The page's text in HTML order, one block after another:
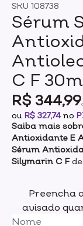
SKU 108738
Sérum
C F
R$ 344,99
ou R$ 327,74no
Saiba mais
Antioxidante E
Sérum
Silymarin C F
Benefícios:
Previne e
Uniformiza o
Preencha
avisado